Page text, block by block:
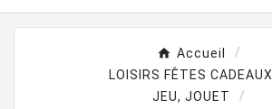
Accueil
LOISIRS FÊTES CADEAUX
JEU, JOUET